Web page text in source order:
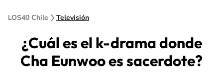
LOS40 Chile Televisión
¿Cuál es el k-drama donde
Cha Eunwoo es sacerdote?